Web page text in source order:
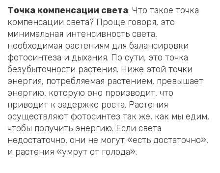
Точка компенсации света: Что такое точка
компенсации света? Проще говоря, это
минимальная интенсивность света,
необходимая растениям для балансировки
фотосинтеза и дыхания. По сути, это точка
безубыточности растения. Ниже этой точки
энергия, потребляемая растением, превышает
энергию, которую оно производит, что
приводит к задержке роста. Растения
осуществляют фотосинтез так же, как мы едим,
чтобы получить энергию. Если света
недостаточно, они не могут «есть достаточно»,
и растения «умрут от голода».